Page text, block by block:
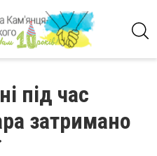
під час
затримано